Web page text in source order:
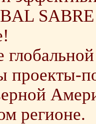
SABRE
проекты-
регионе.